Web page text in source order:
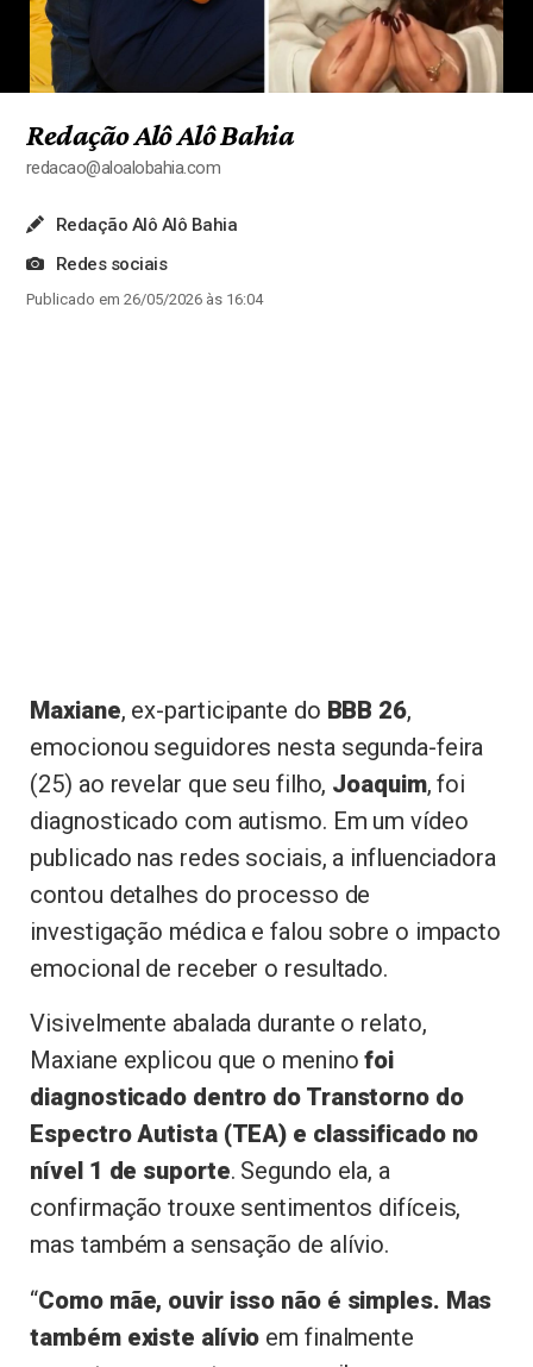
Redação Alô Alô Bahia
redacao@aloalobahia.com
Redação Alô Alô Bahia
Redes sociais
Publicado em 26/05/2026 às 16:04
Maxiane, ex-participante do BBB 26,
emocionou seguidores nesta segunda-feira
(25) ao revelar que seu filho, Joaquim, foi
diagnosticado com autismo. Em um vídeo
publicado nas redes sociais, a influenciadora
contou detalhes do processo de
investigação médica e falou sobre o impacto
emocional de receber o resultado.
Visivelmente abalada durante o relato,
Maxiane explicou que o meninofoi
diagnosticado dentro do Transtorno do
Espectro Autista (TEA) e classificado no
nível 1 de suporte. Segundo ela, a
confirmação trouxe sentimentos difíceis,
mas também a sensação de alívio.
“Como mãe, ouvir isso não é simples. Mas
também existe alívio em finalmente